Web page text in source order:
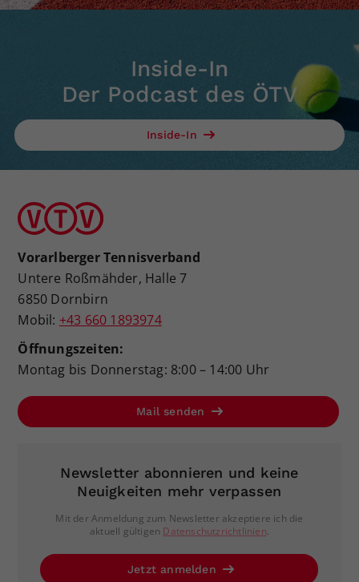
Inside-In
Der Podcast des ÖTV
Inside-In
Vorarlberger Tennisverband
Untere Roßmähder, Halle 7
6850 Dornbirn
Mobil: +43 660 1893974
Öffnungszeiten:
Montag bis Donnerstag: 8:00 – 14:00 Uhr
Mail senden
Newsletter abonnieren und keine
Neuigkeiten mehr verpassen
Mit der Anmeldung zum Newsletter akzeptiere ich die
aktuell gültigen Datenschutzrichtlinien.
Jetzt anmelden